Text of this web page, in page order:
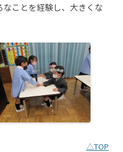
ことを経験し、大きくな
△TOP